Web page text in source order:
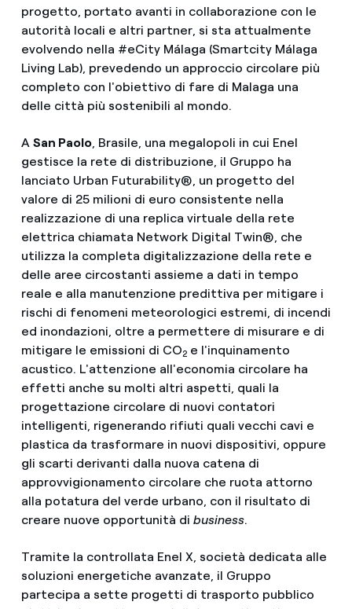
progetto, portato avanti in collaborazione con le
autorità locali e altri partner, si sta attualmente
evolvendo nella #eCity Málaga (Smartcity Málaga
Living Lab), prevedendo un approccio circolare più
completo con l'obiettivo di fare di Malaga una
delle città più sostenibili al mondo.
A San Paolo, Brasile, una megalopoli in cui Enel
gestisce la rete di distribuzione, il Gruppo ha
lanciato Urban Futurability®, un progetto del
valore di 25 milioni di euro consistente nella
realizzazione di una replica virtuale della rete
elettrica chiamata Network Digital Twin®, che
utilizza la completa digitalizzazione della rete e
delle aree circostanti assieme a dati in tempo
reale e alla manutenzione predittiva per mitigare i
rischi di fenomeni meteorologici estremi, di incendi
ed inondazioni, oltre a permettere di misurare e di
mitigare le emissioni di CO2e l'inquinamento
acustico. L'attenzione all'economia circolare ha
effetti anche su molti altri aspetti, quali la
progettazione circolare di nuovi contatori
intelligenti, rigenerando rifiuti quali vecchi cavi e
plastica da trasformare in nuovi dispositivi, oppure
gli scarti derivanti dalla nuova catena di
approvvigionamento circolare che ruota attorno
alla potatura del verde urbano, con il risultato di
creare nuove opportunità di business.
Tramite la controllata Enel X, società dedicata alle
soluzioni energetiche avanzate, il Gruppo
partecipa a sette progetti di trasporto pubblico